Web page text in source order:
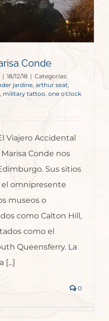
Conde
| 18/12/18 | Categorías:
jardine, arthur seat,
, military tattoo, one o'clock
Viajero Accidental
Conde nos
Sus sitios
el omnipresente
museos o
como Calton Hill,
como el
Queensferry. La
[...]
0